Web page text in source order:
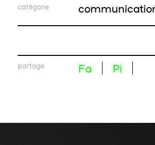
catégorie
partage Fa Pi